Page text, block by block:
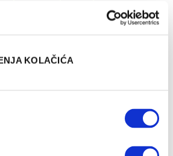
KOLAČIĆA
kontracepciju (antibiotici
kontracepcije).
antimikrobnu rezistenciju
pozivaju svi